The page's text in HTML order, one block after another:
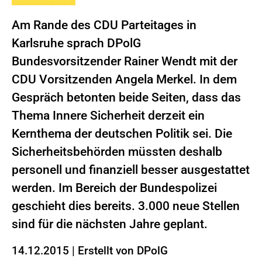
Am Rande des CDU Parteitages in
Karlsruhe sprach DPolG
Bundesvorsitzender Rainer Wendt mit der
CDU Vorsitzenden Angela Merkel. In dem
Gespräch betonten beide Seiten, dass das
Thema Innere Sicherheit derzeit ein
Kernthema der deutschen Politik sei. Die
Sicherheitsbehörden müssten deshalb
personell und finanziell besser ausgestattet
werden. Im Bereich der Bundespolizei
geschieht dies bereits. 3.000 neue Stellen
sind für die nächsten Jahre geplant.
14.12.2015 | Erstellt von DPolG